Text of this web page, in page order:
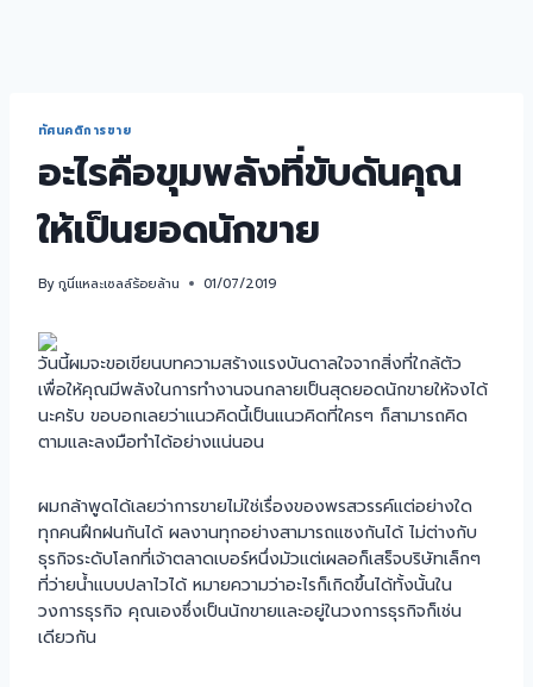
ทัศนคติการขาย
อะไรคือขุมพลังที่ขับดันคุณ
ให้เป็นยอดนักขาย
Byกูนี่แหละเซลล์ร้อยล้าน 01/07/2019
วันนี้ผมจะขอเขียนบทความสร้างแรงบันดาลใจจากสิ่งที่ใกล้ตัว
เพื่อให้คุณมีพลังในการทำงานจนกลายเป็นสุดยอดนักขายให้จงได้
นะครับ ขอบอกเลยว่าแนวคิดนี้เป็นแนวคิดที่ใครๆ ก็สามารถคิด
ตามและลงมือทำได้อย่างแน่นอน
ผมกล้าพูดได้เลยว่าการขายไม่ใช่เรื่องของพรสวรรค์แต่อย่างใด
ทุกคนฝึกฝนกันได้ ผลงานทุกอย่างสามารถแซงกันได้ ไม่ต่างกับ
ธุรกิจระดับโลกที่เจ้าตลาดเบอร์หนึ่งมัวแต่เผลอก็เสร็จบริษัทเล็กๆ
ที่ว่ายน้ำแบบปลาไวได้ หมายความว่าอะไรก็เกิดขึ้นได้ทั้งนั้นใน
วงการธุรกิจ คุณเองซึ่งเป็นนักขายและอยู่ในวงการธุรกิจก็เช่น
เดียวกัน